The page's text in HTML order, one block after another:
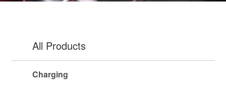
主营业务 
企业管理
工程造价招标
人力资源
教育解决方案
教育高校
联系我们
All Products
Charging